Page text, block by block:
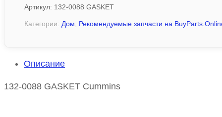
Артикул: 132-0088 GASKET
Категории: Дом, Рекомендуемые запчасти на
Описание
132-0088 GASKET Cummins